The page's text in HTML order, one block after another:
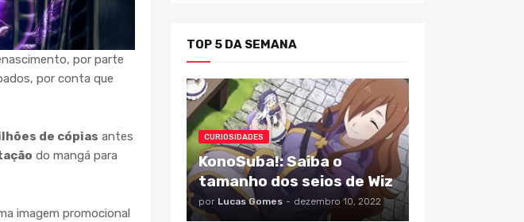
por parte
por conta que
de cópias antes
do mangá para
imagem promocional
TOP 5 DA SEMANA
CURIOSIDADES
KonoSuba!: Saiba o
tamanho dos seios de Wiz
por Lucas Gomes - dezembro 10, 2022